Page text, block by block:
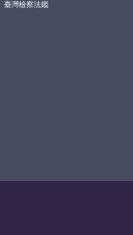
臺灣檢察法鑑